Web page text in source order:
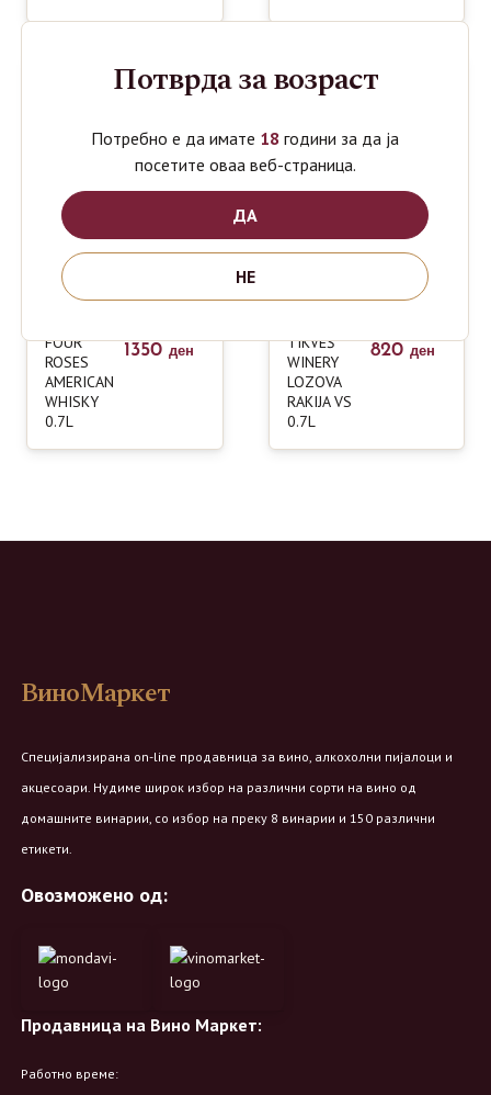
FOUR
ROSES
AMERICAN
WHISKY
0.7L
1350 ден
TIKVEŠ
WINERY
LOZOVA
RAKIJA VS
0.7L
820 ден
ВиноМаркет
Специјализирана on-line продавница за вино, алкохолни пијалоци и
акцесоари. Нудиме широк избор на различни сорти на вино од
домашните винарии, со избор на преку 8 винарии и 150 различни
етикети.
Овозможено од:
Продавница на Вино Маркет:
Работно време:
Потврда за возраст
Потребно е да имате 18 години за да ја
посетите оваа веб-страница.
ДА
НЕ